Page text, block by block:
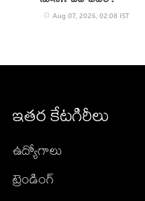
Aug 07, 2026, 02:08 IST
ఇతర కేటగిరీలు
ఉద్యోగాలు
ట్రెండింగ్